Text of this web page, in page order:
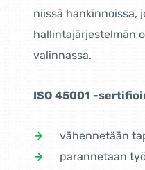
niissä hankinnoissa,
hallintajärjestelmän
valinnassa.
ISO 45001 -
vähennetään
parannetaan